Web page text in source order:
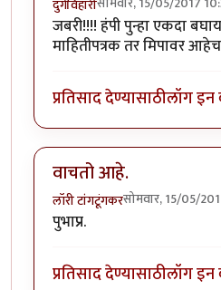
दुर्गविहारी
जबरी!!!! हंपी पुन्हा एकदा
माहितीपत्रक तर मिपावर
प्रतिसाद देण्यासाठीलॉग इन
वाचतो आहे.
लॉरी टांगटूंगकरसोमवार, 15/05/
पुभाप्र.
प्रतिसाद देण्यासाठीलॉग इन